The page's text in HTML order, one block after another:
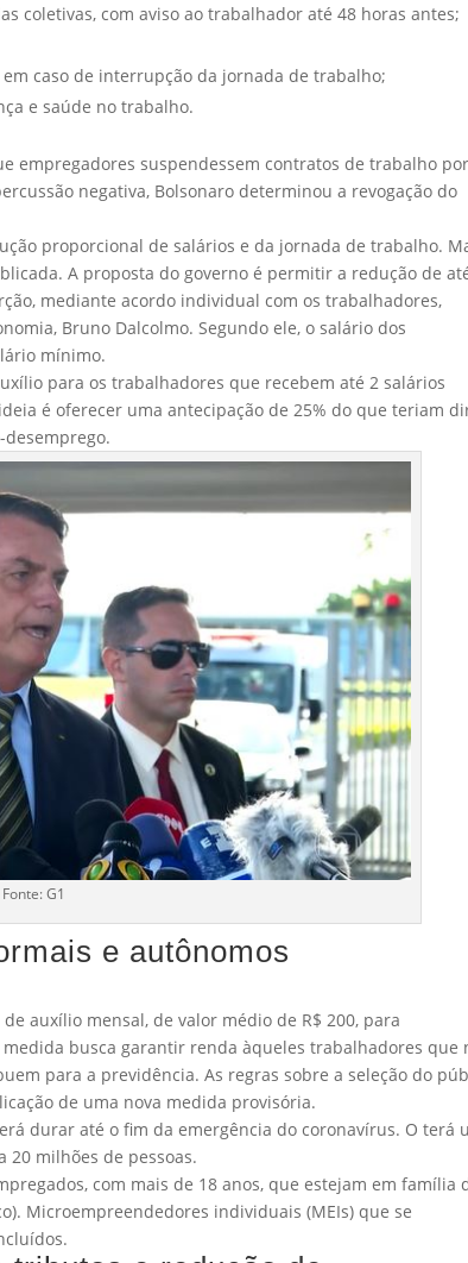
coletivas, com aviso ao trabalhador até 48 horas antes;
caso de interrupção da jornada de trabalho;
e saúde no trabalho.
empregadores suspendessem contratos de trabalho
negativa, Bolsonaro determinou a revogação do
proporcional de salários e da jornada de trabalho.
A proposta do governo é permitir a redução de
mediante acordo individual com os trabalhadores,
Bruno Dalcolmo. Segundo ele, o salário dos
mínimo.
para os trabalhadores que recebem até 2 salários
é oferecer uma antecipação de 25% do que teriam
Fonte: G1
e autônomos
auxílio mensal, de valor médio de R$ 200, para
busca garantir renda àqueles trabalhadores que
para a previdência. As regras sobre a seleção do
de uma nova medida provisória.
durar até o fim da emergência do coronavírus. O terá
20 milhões de pessoas.
com mais de 18 anos, que estejam em família
Microempreendedores individuais (MEIs) que se